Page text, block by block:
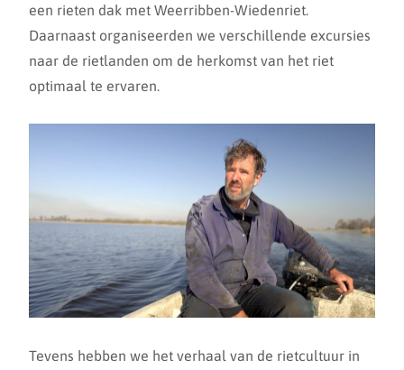
een rieten dak met Weerribben-Wiedenriet.
Daarnaast organiseerden we verschillende excursies
naar de rietlanden om de herkomst van het riet
optimaal te ervaren.
Tevens hebben we het verhaal van de rietcultuur in